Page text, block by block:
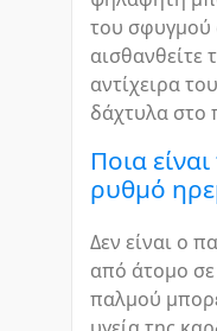
του σφυγμού
αντίχειρα
δάχτυλα στο
Ποια
ρυθμό
Δεν είναι ο
από άτομο
παλμού